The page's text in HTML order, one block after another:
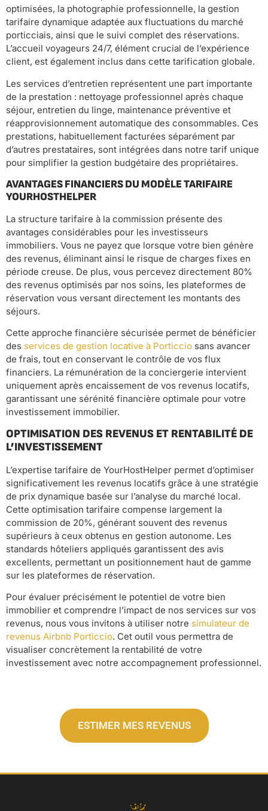
optimisées, la photographie professionnelle, la gestion
tarifaire dynamique adaptée aux fluctuations du marché
porticciais, ainsi que le suivi complet des réservations.
L’accueil voyageurs 24/7, élément crucial de l’expérience
client, est également inclus dans cette tarification globale.
Les services d’entretien représentent une part importante
de la prestation : nettoyage professionnel après chaque
séjour, entretien du linge, maintenance préventive et
réapprovisionnement automatique des consommables. Ces
prestations, habituellement facturées séparément par
d’autres prestataires, sont intégrées dans notre tarif unique
pour simplifier la gestion budgétaire des propriétaires.
AVANTAGES FINANCIERS DU MODÈLE TARIFAIRE
YOURHOSTHELPER
La structure tarifaire à la commission présente des
avantages considérables pour les investisseurs
immobiliers. Vous ne payez que lorsque votre bien génère
des revenus, éliminant ainsi le risque de charges fixes en
période creuse. De plus, vous percevez directement 80%
des revenus optimisés par nos soins, les plateformes de
réservation vous versant directement les montants des
séjours.
Cette approche financière sécurisée permet de bénéficier
des services de gestion locative à Porticcio sans avancer
de frais, tout en conservant le contrôle de vos flux
financiers. La rémunération de la conciergerie intervient
uniquement après encaissement de vos revenus locatifs,
garantissant une sérénité financière optimale pour votre
investissement immobilier.
OPTIMISATION DES REVENUS ET RENTABILITÉ DE
L’INVESTISSEMENT
L’expertise tarifaire de YourHostHelper permet d’optimiser
significativement les revenus locatifs grâce à une stratégie
de prix dynamique basée sur l’analyse du marché local.
Cette optimisation tarifaire compense largement la
commission de 20%, générant souvent des revenus
supérieurs à ceux obtenus en gestion autonome. Les
standards hôteliers appliqués garantissent des avis
excellents, permettant un positionnement haut de gamme
sur les plateformes de réservation.
Pour évaluer précisément le potentiel de votre bien
immobilier et comprendre l’impact de nos services sur vos
revenus, nous vous invitons à utiliser notre simulateur de
revenus Airbnb Porticcio. Cet outil vous permettra de
visualiser concrètement la rentabilité de votre
investissement avec notre accompagnement professionnel.
ESTIMER MES REVENUS